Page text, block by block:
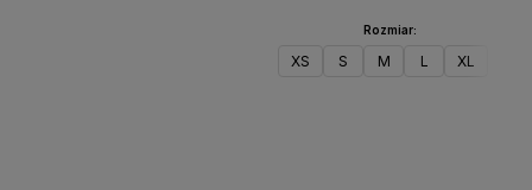
Rozmiar:
XS S M L XL